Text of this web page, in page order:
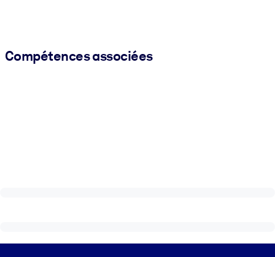
Compétences associées